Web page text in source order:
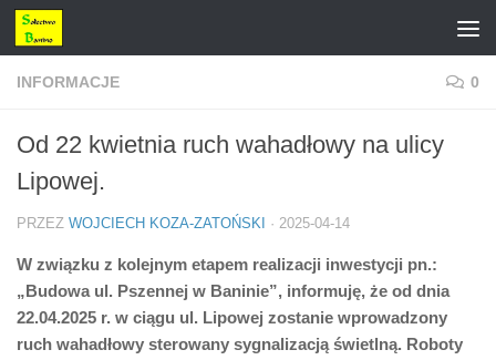
Przejdź do treści
INFORMACJE 0
Od 22 kwietnia ruch wahadłowy na ulicy
Lipowej.
PRZEZ WOJCIECH KOZA-ZATOŃSKI · 2025-04-14
W związku z kolejnym etapem realizacji inwestycji pn.:
„Budowa ul. Pszennej w Baninie”, informuję, że od dnia
22.04.2025 r. w ciągu ul. Lipowej zostanie wprowadzony
ruch wahadłowy sterowany sygnalizacją świetlną. Roboty